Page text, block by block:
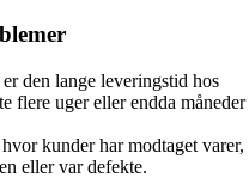
den lange leveringstid hos
flere uger eller endda måneder
kunder har modtaget varer,
eller var defekte.